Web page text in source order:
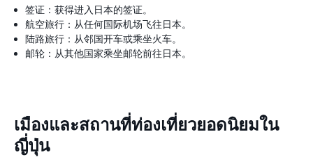
签证：获得进入日本的签证。
航空旅行：从任何国际机场飞往日本。
陆路旅行：从邻国开车或乘坐火车。
邮轮：从其他国家乘坐邮轮前往日本。
เมืองและสถานที่ท่องเที่ยวยอดนิยมใน
ญี่ปุ่น